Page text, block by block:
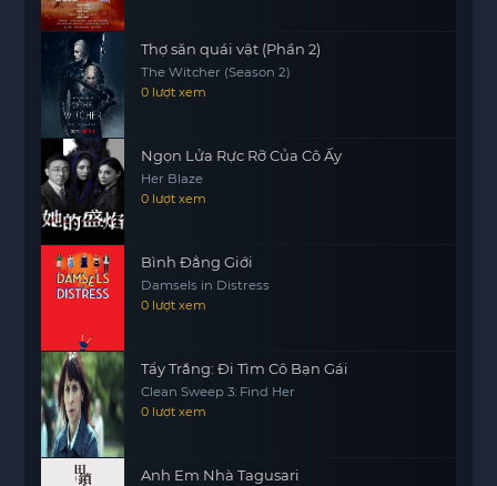
phá những điều bất ngờ và thú vị trong thế giới
của Bộ lạc Biến Thú.
Thợ săn quái vật (Phần 2)
The Witcher (Season 2)
0 lượt xem
Ngọn Lửa Rực Rỡ Của Cô Ấy
Her Blaze
0 lượt xem
Bình Đẳng Giới
Damsels in Distress
0 lượt xem
Tẩy Trắng: Đi Tìm Cô Bạn Gái
Clean Sweep 3: Find Her
0 lượt xem
Anh Em Nhà Tagusari